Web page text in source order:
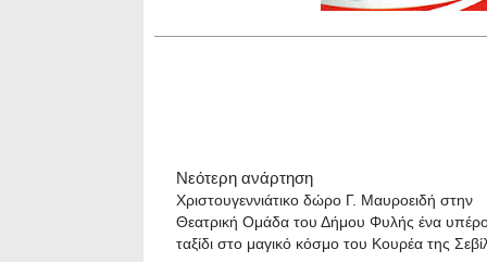
Νεότερη ανάρτηση
Χριστουγεννιάτικο δώρο Γ. Μαυροειδή στην
Θεατρική Ομάδα του Δήμου Φυλής ένα
ταξίδι στο μαγικό κόσμο του Κουρέα της